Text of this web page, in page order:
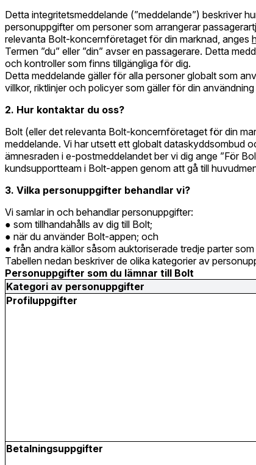
Detta integritetsmeddelande (”meddelande”) beskriver
personuppgifter om personer som arrangerar
relevanta Bolt-koncernföretaget för din marknad, anges
Termen ”du” eller ”din” avser en passagerare. Detta
och kontroller som finns tillgängliga för dig.
Detta meddelande gäller för alla personer globalt som
villkor, riktlinjer och policyer som gäller för din
2. Hur kontaktar du oss?
Bolt (eller det relevanta Bolt-koncernföretaget för din
meddelande. Vi har utsett ett globalt dataskyddsombud
ämnesraden i e-postmeddelandet ber vi dig ange ”För
kundsupportteam i Bolt-appen genom att gå till
3. Vilka personuppgifter behandlar vi?
Vi samlar in och behandlar personuppgifter:
som tillhandahålls av dig till Bolt;
när du använder Bolt-appen; och
från andra källor såsom auktoriserade tredje parter
Tabellen nedan beskriver de olika kategorier av
Personuppgifter som du lämnar till Bolt
Kategori av personuppgifter
Profiluppgifter
Betalningsuppgifter